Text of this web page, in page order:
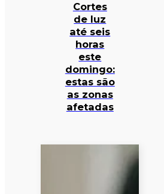
Cortes
de luz
até seis
horas
este
domingo:
estas são
as zonas
afetadas